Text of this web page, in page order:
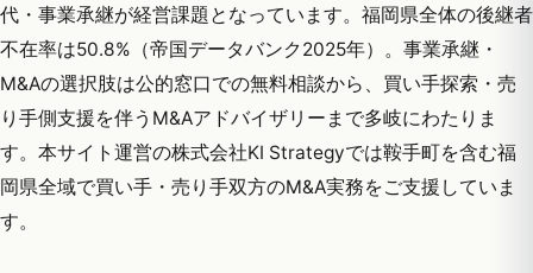
代・事業承継が経営課題となっています。福岡県全体の後継者
不在率は50.8%（帝国データバンク2025年）。事業承継・
M&Aの選択肢は公的窓口での無料相談から、買い手探索・売
り手側支援を伴うM&Aアドバイザリーまで多岐にわたりま
す。本サイト運営の株式会社KI Strategyでは鞍手町を含む福
岡県全域で買い手・売り手双方のM&A実務をご支援していま
す。